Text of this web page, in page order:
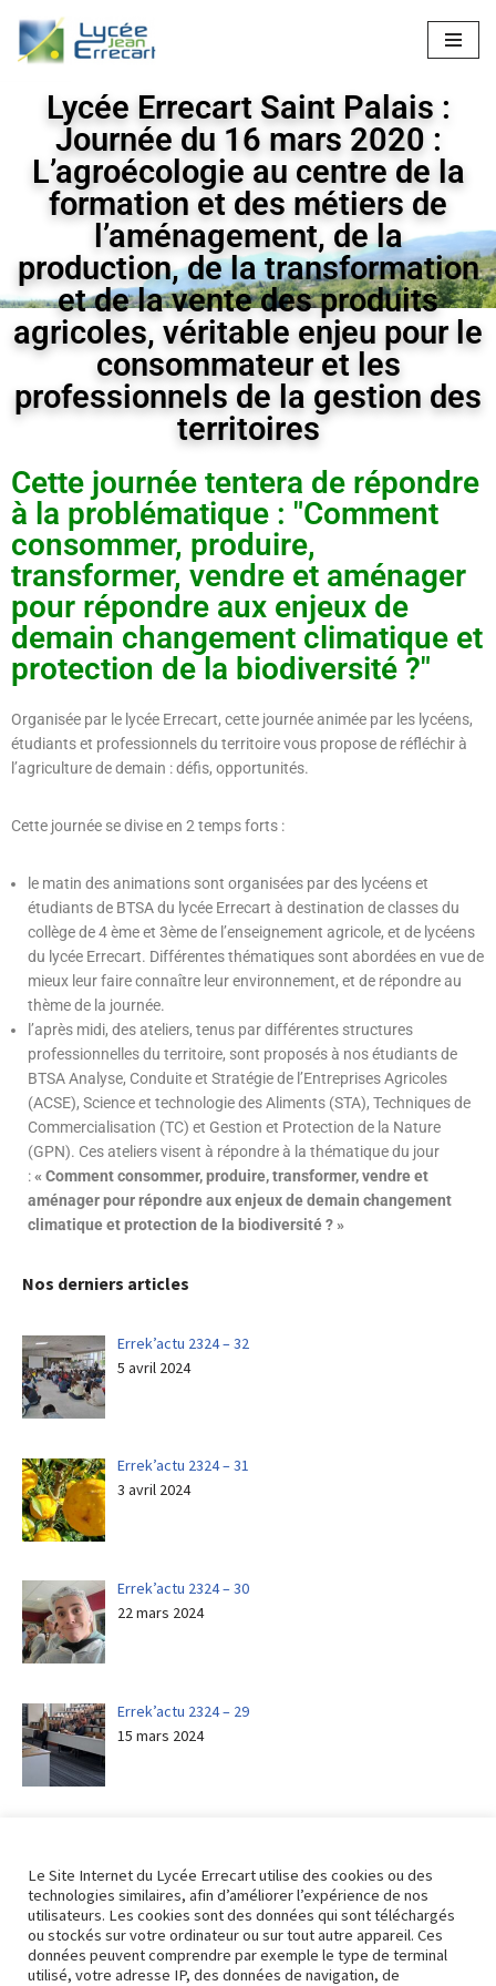
Aller
contenuLycée Errecart Saint Palais :
Journée du 16 mars 2020 :
L’agroécologie au centre de la
formation et des métiers de
l’aménagement, de la
production, de la transformation
et de la vente des produits
agricoles, véritable enjeu pour le
consommateur et les
professionnels de la gestion des
territoires
Cette journée tentera de répondre
à la problématique : "Comment
consommer, produire,
transformer, vendre et aménager
pour répondre aux enjeux de
demain changement climatique et
protection de la biodiversité ?"
Organisée par le lycée Errecart, cette journée animée par les lycéens,
étudiants et professionnels du territoire vous propose de réfléchir à
l’agriculture de demain : défis, opportunités.
Cette journée se divise en 2 temps forts :
le matin des animations sont organisées par des lycéens et
étudiants de BTSA du lycée Errecart à destination de classes du
collège de 4 ème et 3ème de l’enseignement agricole, et de lycéens
du lycée Errecart. Différentes thématiques sont abordées en vue de
mieux leur faire connaître leur environnement, et de répondre au
thème de la journée.
l’après midi, des ateliers, tenus par différentes structures
professionnelles du territoire, sont proposés à nos étudiants de
BTSA Analyse, Conduite et Stratégie de l’Entreprises Agricoles
(ACSE), Science et technologie des Aliments (STA), Techniques de
Commercialisation (TC) et Gestion et Protection de la Nature
(GPN). Ces ateliers visent à répondre à la thématique du jour
:« Comment consommer, produire, transformer, vendre et
aménager pour répondre aux enjeux de demain changement
climatique et protection de la biodiversité ? »
Nos derniers articles
Errek’actu 2324 – 32
5 avril 2024
Errek’actu 2324 – 31
3 avril 2024
Errek’actu 2324 – 30
22 mars 2024
Errek’actu 2324 – 29
15 mars 2024
Revenir aux actualités
Le Site Internet du Lycée Errecart utilise des cookies ou des
technologies similaires, afin d’améliorer l’expérience de nos
utilisateurs. Les cookies sont des données qui sont téléchargés
ou stockés sur votre ordinateur ou sur tout autre appareil. Ces
données peuvent comprendre par exemple le type de terminal
utilisé, votre adresse IP, des données de navigation, de